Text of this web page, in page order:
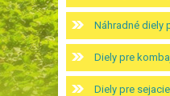
Náhradné diely
Diely pre
Diely pre